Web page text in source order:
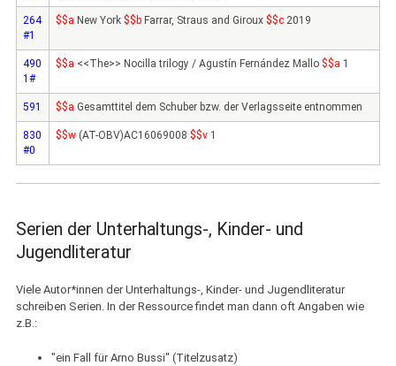
264
#1
$$a New York $$b Farrar, Straus and Giroux $$c 2019
490
1#
$$a <<The>> Nocilla trilogy / Agustín Fernández Mallo $$a 1
591 $$a Gesamttitel dem Schuber bzw. der Verlagsseite entnommen
830
#0
$$w (AT-OBV)AC16069008 $$v 1
Serien der Unterhaltungs-, Kinder- und
Jugendliteratur
Viele Autor*innen der Unterhaltungs-, Kinder- und Jugendliteratur
schreiben Serien. In der Ressource findet man dann oft Angaben wie
z.B.:
"ein Fall für Arno Bussi" (Titelzusatz)